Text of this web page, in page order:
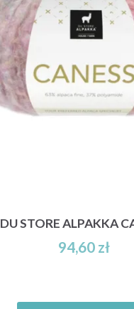
DU STORE ALPAKKA
94,60 zł